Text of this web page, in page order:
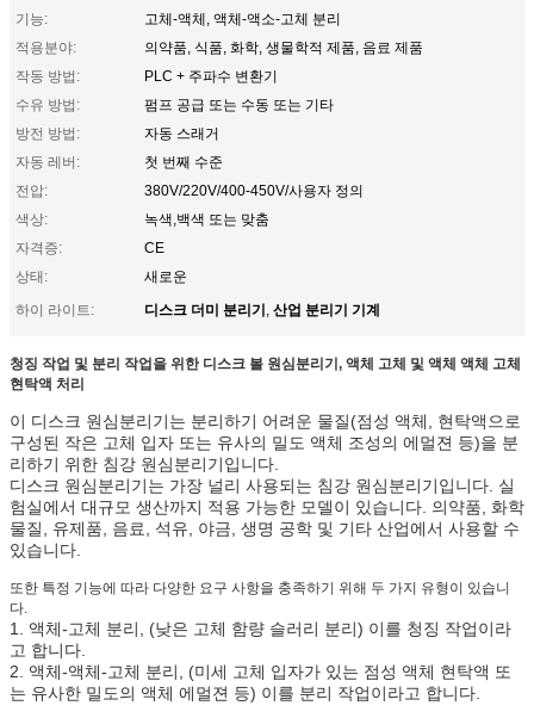
기능:
고체-액체, 액체-액소-고체 분리
적용분야:
의약품, 식품, 화학, 생물학적 제품, 음료 제품
작동 방법:
PLC + 주파수 변환기
수유 방법:
펌프 공급 또는 수동 또는 기타
방전 방법:
자동 스래거
자동 레버:
첫 번째 수준
전압:
380V/220V/400-450V/사용자 정의
색상:
녹색,백색 또는 맞춤
자격증:
CE
상태:
새로운
하이 라이트:
디스크 더미 분리기, 산업 분리기 기계
청징 작업 및 분리 작업을 위한 디스크 볼 원심분리기, 액체 고체 및 액체 액체 고체
현탁액 처리
이 디스크 원심분리기는 분리하기 어려운 물질(점성 액체, 현탁액으로
구성된 작은 고체 입자 또는 유사의 밀도 액체 조성의 에멀젼 등)을 분
리하기 위한 침강 원심분리기입니다.
디스크 원심분리기는 가장 널리 사용되는 침강 원심분리기입니다. 실
험실에서 대규모 생산까지 적용 가능한 모델이 있습니다. 의약품, 화학
물질, 유제품, 음료, 석유, 야금, 생명 공학 및 기타 산업에서 사용할 수
있습니다.
또한 특정 기능에 따라 다양한 요구 사항을 충족하기 위해 두 가지 유형이 있습니
다.
1. 액체-고체 분리, (낮은 고체 함량 슬러리 분리) 이를 청징 작업이라
고 합니다.
2. 액체-액체-고체 분리, (미세 고체 입자가 있는 점성 액체 현탁액 또
는 유사한 밀도의 액체 에멀젼 등) 이를 분리 작업이라고 합니다.